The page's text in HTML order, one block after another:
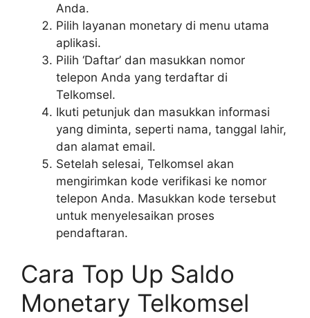
Anda.
Pilih layanan monetary di menu utama
aplikasi.
Pilih ‘Daftar’ dan masukkan nomor
telepon Anda yang terdaftar di
Telkomsel.
Ikuti petunjuk dan masukkan informasi
yang diminta, seperti nama, tanggal lahir,
dan alamat email.
Setelah selesai, Telkomsel akan
mengirimkan kode verifikasi ke nomor
telepon Anda. Masukkan kode tersebut
untuk menyelesaikan proses
pendaftaran.
Cara Top Up Saldo
Monetary Telkomsel